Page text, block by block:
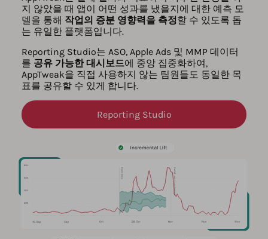
지 않았을 때 앱이 어떤 성과를 냈을지에 대한 예측 모
델을 통해 작업의 증분 영향력을 측정할 수 있도록 돕
는 유일한 플랫폼입니다.
Reporting Studio는 ASO, Apple Ads 및 MMP 데이터
를 공유 가능한 대시보드에 중앙 집중화하여,
AppTweak을 직접 사용하지 않는 팀원들도 동일한 목
표를 공유할 수 있게 합니다.
Reporting Studio